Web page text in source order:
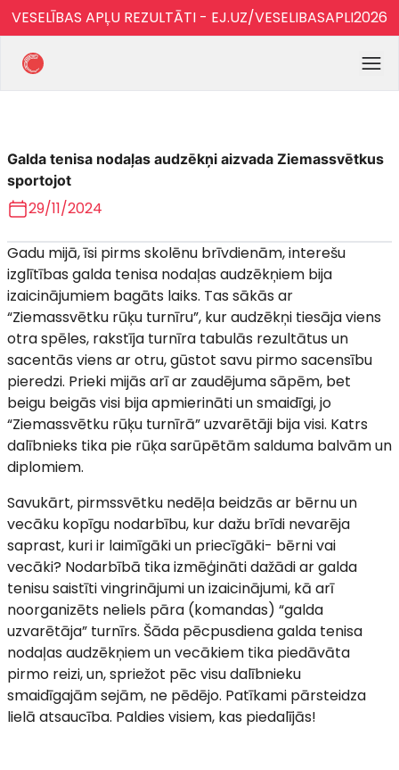
VESELĪBAS APĻU REZULTĀTI - EJ.UZ/VESELIBASAPLI2026
Galda tenisa nodaļas audzēkņi aizvada Ziemassvētkus
sportojot
29/11/2024
Gadu mijā, īsi pirms skolēnu brīvdienām, interešu
izglītības galda tenisa nodaļas audzēkņiem bija
izaicinājumiem bagāts laiks. Tas sākās ar
“Ziemassvētku rūķu turnīru”, kur audzēkņi tiesāja viens
otra spēles, rakstīja turnīra tabulās rezultātus un
sacentās viens ar otru, gūstot savu pirmo sacensību
pieredzi. Prieki mijās arī ar zaudējuma sāpēm, bet
beigu beigās visi bija apmierināti un smaidīgi, jo
“Ziemassvētku rūķu turnīrā” uzvarētāji bija visi. Katrs
dalībnieks tika pie rūķa sarūpētām salduma balvām un
diplomiem.
Savukārt, pirmssvētku nedēļa beidzās ar bērnu un
vecāku kopīgu nodarbību, kur dažu brīdi nevarēja
saprast, kuri ir laimīgāki un priecīgāki- bērni vai
vecāki? Nodarbībā tika izmēģināti dažādi ar galda
tenisu saistīti vingrinājumi un izaicinājumi, kā arī
noorganizēts neliels pāra (komandas) “galda
uzvarētāja” turnīrs. Šāda pēcpusdiena galda tenisa
nodaļas audzēkņiem un vecākiem tika piedāvāta
pirmo reizi, un, spriežot pēc visu dalībnieku
smaidīgajām sejām, ne pēdējo. Patīkami pārsteidza
lielā atsaucība. Paldies visiem, kas piedalījās!